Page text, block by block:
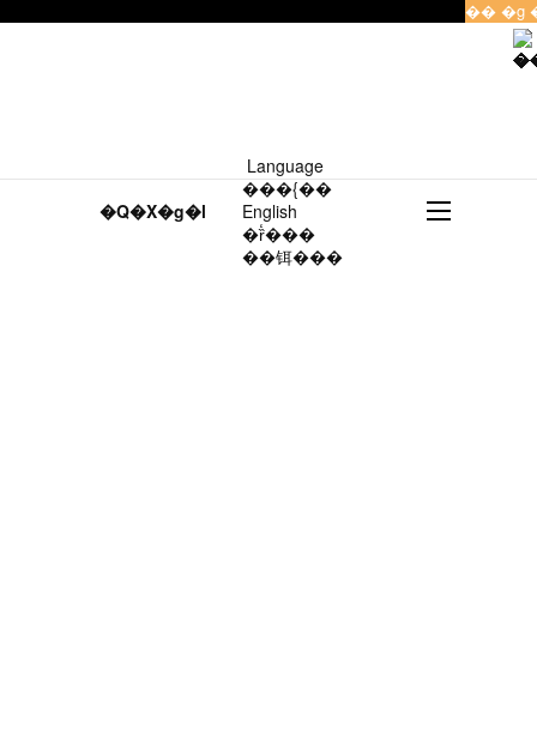
�Q�X�g�l
Language
���{��
English
�ȑ̒���
��铒���
�� �g